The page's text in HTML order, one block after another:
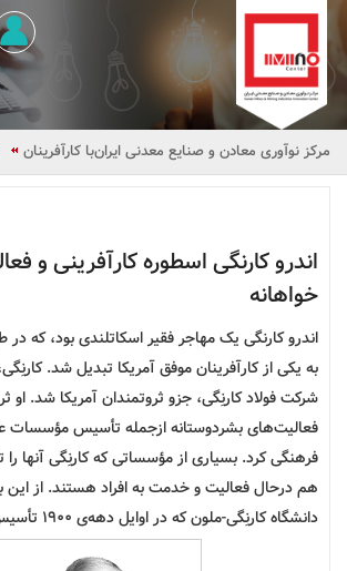
مرکز نوآوری معادن و صنایع معدنی ایرانبا کارآفرینان
اندرو کارنگی اسطوره کارآفرینی و
خواهانه
اندرو کارنگی یک مهاجر فقیر اسکاتلندی بود، که
به یکی از کارآفرینان موفق آمریکا تبدیل شد.
شرکت فولاد کارنِگی، جزو ثروتمندان آمریکا شد. او
فعالیت‌های بشردوستانه ازجمله تأسیس مؤسسات
فرهنگی کرد. بسیاری از مؤسساتی که کارنِگی آنها
هم درحال فعالیت و خدمت به افراد هستند. از این
دانشگاه کارنِگی-ملون که در اوایل دهه‌ی ۱۹۰۰ تأسیس شد، اشاره کرد.